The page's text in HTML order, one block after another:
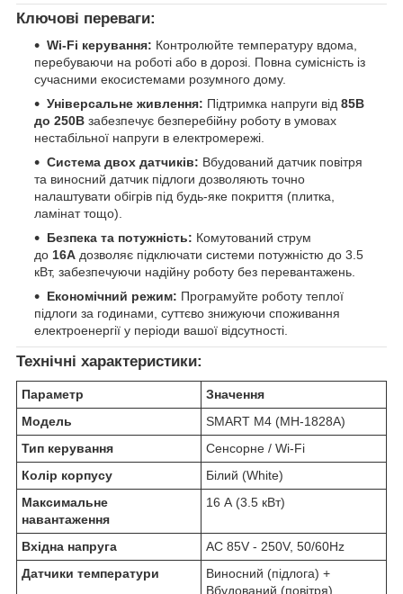
Ключові переваги:
Wi-Fi керування: Контролюйте температуру вдома,
перебуваючи на роботі або в дорозі. Повна сумісність із
сучасними екосистемами розумного дому.
Універсальне живлення: Підтримка напруги від 85В
до 250В забезпечує безперебійну роботу в умовах
нестабільної напруги в електромережі.
Система двох датчиків: Вбудований датчик повітря
та виносний датчик підлоги дозволяють точно
налаштувати обігрів під будь-яке покриття (плитка,
ламінат тощо).
Безпека та потужність: Комутований струм
до 16А дозволяє підключати системи потужністю до 3.5
кВт, забезпечуючи надійну роботу без перевантажень.
Економічний режим: Програмуйте роботу теплої
підлоги за годинами, суттєво знижуючи споживання
електроенергії у періоди вашої відсутності.
Технічні характеристики:
Параметр
Значення
Модель
SMART M4 (MH-1828A)
Тип керування
Сенсорне / Wi-Fi
Колір корпусу
Білий (White)
Максимальне
навантаження
16 А (3.5 кВт)
Вхідна напруга
AC 85V - 250V, 50/60Hz
Датчики температури
Виносний (підлога) +
Вбудований (повітря)